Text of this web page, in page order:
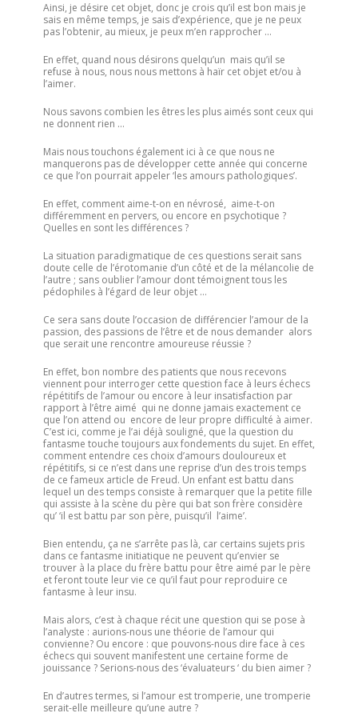
Ainsi, je désire cet objet, donc je crois qu’il est bon mais je
sais en même temps, je sais d’expérience, que je ne peux
pas l’obtenir, au mieux, je peux m’en rapprocher …
En effet, quand nous désirons quelqu’un mais qu’il se
refuse à nous, nous nous mettons à haïr cet objet et/ou à
l’aimer.
Nous savons combien les êtres les plus aimés sont ceux qui
ne donnent rien …
Mais nous touchons également ici à ce que nous ne
manquerons pas de développer cette année qui concerne
ce que l’on pourrait appeler ‘les amours pathologiques’.
En effet, comment aime-t-on en névrosé, aime-t-on
différemment en pervers, ou encore en psychotique ?
Quelles en sont les différences ?
La situation paradigmatique de ces questions serait sans
doute celle de l’érotomanie d’un côté et de la mélancolie de
l’autre ; sans oublier l’amour dont témoignent tous les
pédophiles à l’égard de leur objet …
Ce sera sans doute l’occasion de différencier l’amour de la
passion, des passions de l’être et de nous demander alors
que serait une rencontre amoureuse réussie ?
En effet, bon nombre des patients que nous recevons
viennent pour interroger cette question face à leurs échecs
répétitifs de l’amour ou encore à leur insatisfaction par
rapport à l’être aimé qui ne donne jamais exactement ce
que l’on attend ou encore de leur propre difficulté à aimer.
C’est ici, comme je l’ai déjà souligné, que la question du
fantasme touche toujours aux fondements du sujet. En effet,
comment entendre ces choix d’amours douloureux et
répétitifs, si ce n’est dans une reprise d’un des trois temps
de ce fameux article de Freud. Un enfant est battu dans
lequel un des temps consiste à remarquer que la petite fille
qui assiste à la scène du père qui bat son frère considère
qu’ ‘il est battu par son père, puisqu’il l’aime’.
Bien entendu, ça ne s’arrête pas là, car certains sujets pris
dans ce fantasme initiatique ne peuvent qu’envier se
trouver à la place du frère battu pour être aimé par le père
et feront toute leur vie ce qu’il faut pour reproduire ce
fantasme à leur insu.
Mais alors, c’est à chaque récit une question qui se pose à
l’analyste : aurions-nous une théorie de l’amour qui
convienne? Ou encore : que pouvons-nous dire face à ces
échecs qui souvent manifestent une certaine forme de
jouissance ? Serions-nous des ‘évaluateurs ‘ du bien aimer ?
En d’autres termes, si l’amour est tromperie, une tromperie
serait-elle meilleure qu’une autre ?